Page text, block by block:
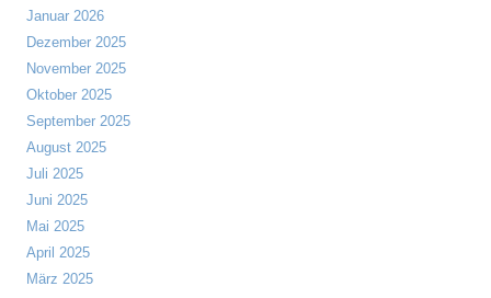
Januar 2026
Dezember 2025
November 2025
Oktober 2025
September 2025
August 2025
Juli 2025
Juni 2025
Mai 2025
April 2025
März 2025